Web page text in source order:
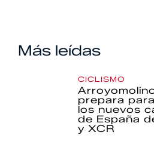
Más leídas
CICLISMO
prepara
los nuevos
de España
y XCR